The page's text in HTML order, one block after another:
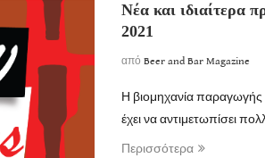
Νέα και ιδιαίτερα
2021
από Beer and Bar Magazine
Η βιομηχανία παραγωγής
έχει να αντιμετωπίσει
Περισσότερα